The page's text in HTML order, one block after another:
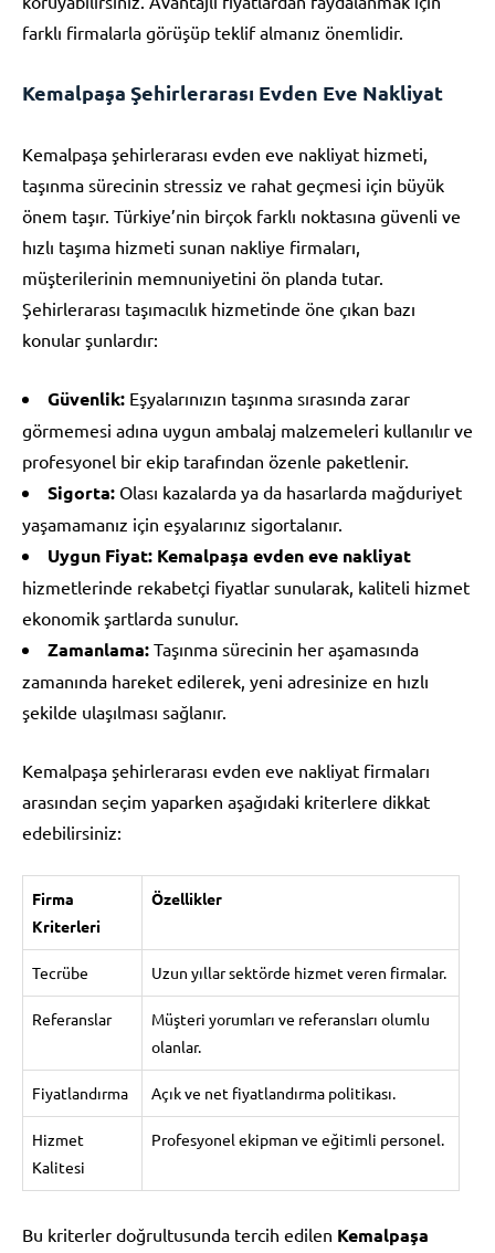
farklı firmalarla görüşüp teklif almanız önemlidir.
Kemalpaşa Şehirlerarası Evden Eve Nakliyat
Kemalpaşa şehirlerarası evden eve nakliyat hizmeti,
taşınma sürecinin stressiz ve rahat geçmesi için büyük
önem taşır. Türkiye’nin birçok farklı noktasına güvenli ve
hızlı taşıma hizmeti sunan nakliye firmaları,
müşterilerinin memnuniyetini ön planda tutar.
Şehirlerarası taşımacılık hizmetinde öne çıkan bazı
konular şunlardır:
Güvenlik: Eşyalarınızın taşınma sırasında zarar
görmemesi adına uygun ambalaj malzemeleri kullanılır ve
profesyonel bir ekip tarafından özenle paketlenir.
Sigorta: Olası kazalarda ya da hasarlarda mağduriyet
yaşamamanız için eşyalarınız sigortalanır.
Uygun Fiyat: Kemalpaşa evden eve nakliyat
hizmetlerinde rekabetçi fiyatlar sunularak, kaliteli hizmet
ekonomik şartlarda sunulur.
Zamanlama: Taşınma sürecinin her aşamasında
zamanında hareket edilerek, yeni adresinize en hızlı
şekilde ulaşılması sağlanır.
Kemalpaşa şehirlerarası evden eve nakliyat firmaları
arasından seçim yaparken aşağıdaki kriterlere dikkat
edebilirsiniz:
Firma
Kriterleri
Özellikler
Tecrübe Uzun yıllar sektörde hizmet veren firmalar.
Referanslar
Müşteri yorumları ve referansları olumlu
olanlar.
Fiyatlandırma Açık ve net fiyatlandırma politikası.
Hizmet
Kalitesi
Profesyonel ekipman ve eğitimli personel.
Bu kriterler doğrultusunda tercih edilen Kemalpaşa